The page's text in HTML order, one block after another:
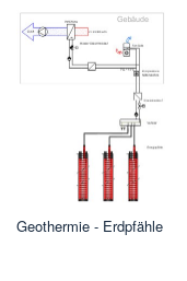
Geothermie - Erdpfähle